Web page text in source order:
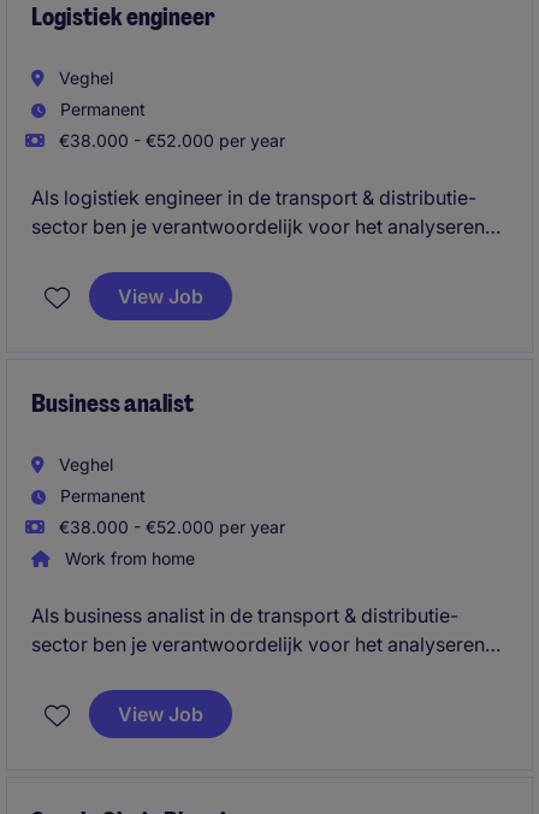
Logistiek engineer
Veghel
Permanent
€38.000 - €52.000 per year
Als logistiek engineer in de transport & distributie-
sector ben je verantwoordelijk voor het analyseren
binnen de afdeling. Je draagt bij aan het verbeteren
van prestaties en efficiëntie door middel van data-
View Job
Business analist
Veghel
Permanent
€38.000 - €52.000 per year
Work from home
Als business analist in de transport & distributie-
sector ben je verantwoordelijk voor het analyseren
binnen de afdeling. Je draagt bij aan het verbeteren
van prestaties en efficiëntie door middel van data-
View Job